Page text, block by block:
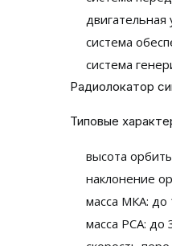
двигательная
система
система
Радиолокатор
Типовые
высота
наклонение
масса МКА: до
масса РСА: до